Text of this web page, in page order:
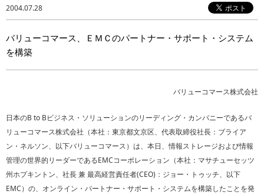
バリューコマース、ＥＭＣのパートナー・サポート・システム
を構築
2004.07.28
バリューコマース株式会社
日本のB to Bビジネス・ソリューションのリーディング・カンパニーであるバ
リューコマース株式会社（本社：東京都文京区、代表取締役社長：ブライア
ン・ネルソン、以下バリューコマース）は、本日、情報ストレージおよび情報
管理の世界的リーダーであるEMCコーポレーション（本社：マサチューセッツ
州ホプキントン、社長 兼 最高経営責任者(CEO)：ジョー・トゥッチ、以下
EMC）の、オンライン・パートナー・サポート・システムを構築したことを発